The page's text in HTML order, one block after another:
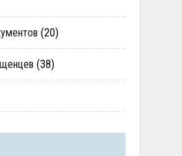
(20)
(38)